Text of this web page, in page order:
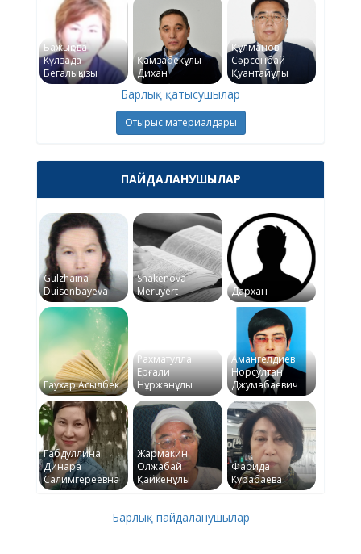
Бажықова
Күлзада
Бегалықызы
Қамзабекұлы
Дихан
Құлманов
Сәрсенбай
Қуантайұлы
Барлық қатысушылар
Отырыс материалдары
ПАЙДАЛАНУШЫЛАР
Gulzhaina
Duisenbayeva
Shakenova
Meruyert
Дархан
Гаухар Асылбек
Рахматулла
Ерғали
Нұржанұлы
Амангелдиев
Норсултан
Джумабаевич
Габдуллина
Динара
Салимгереевна
Жармакин
Олжабай
Қайкенұлы
Фарида
Курабаева
Барлық пайдаланушылар